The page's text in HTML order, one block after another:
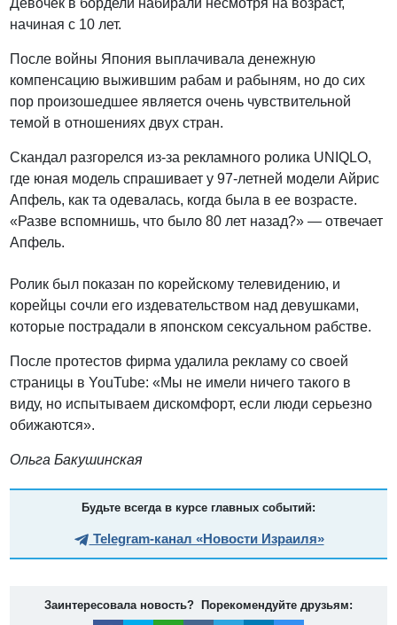
Девочек в бордели набирали несмотря на возраст,
начиная с 10 лет.
После войны Япония выплачивала денежную
компенсацию выжившим рабам и рабыням, но до сих
пор произошедшее является очень чувствительной
темой в отношениях двух стран.
Скандал разгорелся из-за рекламного ролика UNIQLO,
где юная модель спрашивает у 97-летней модели Айрис
Апфель, как та одевалась, когда была в ее возрасте.
«Разве вспомнишь, что было 80 лет назад?» — отвечает
Апфель.
Ролик был показан по корейскому телевидению, и
корейцы сочли его издевательством над девушками,
которые пострадали в японском сексуальном рабстве.
После протестов фирма удалила рекламу со своей
страницы в YouTube: «Мы не имели ничего такого в
виду, но испытываем дискомфорт, если люди серьезно
обижаются».
Ольга Бакушинская
Будьте всегда в курсе главных событий:
Telegram-канал «Новости Израиля»
Заинтересовала новость? Порекомендуйте друзьям: